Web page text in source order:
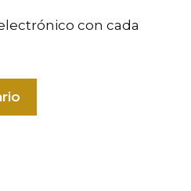
con cada